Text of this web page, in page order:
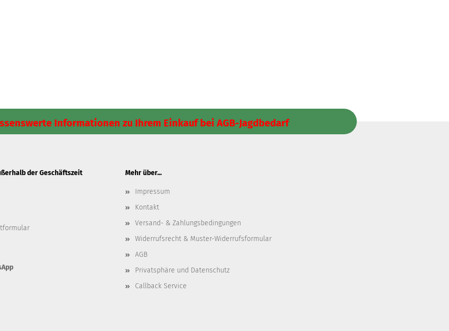
Informationen zu Ihrem Einkauf bei AGB-Jagdbedarf
der Geschäftszeit
Mehr über...
Impressum
Kontakt
Versand- & Zahlungsbedingungen
Widerrufsrecht & Muster-Widerrufsformular
AGB
Privatsphäre und Datenschutz
Callback Service